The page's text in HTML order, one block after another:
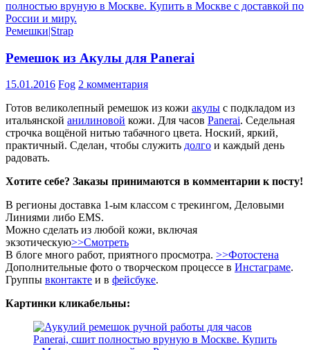
Ремешки|Strap
Ремешок из Акулы для Panerai
15.01.2016 Fog 2 комментария
Готов великолепный ремешок из кожи акулы с подкладом из
итальянской анилиновой кожи. Для часов Panerai. Седельная
строчка вощёной нитью табачного цвета. Ноский, яркий,
практичный. Сделан, чтобы служить долго и каждый день
радовать.
Хотите себе? Заказы принимаются в комментарии к посту!
В регионы доставка 1-ым классом с трекингом, Деловыми
Линиями либо EMS.
Можно сделать из любой кожи, включая
экзотическую>>Смотреть
В блоге много работ, приятного просмотра. >>Фотостена
Дополнительные фото о творческом процессе в Инстаграме.
Группы вконтакте и в фейсбуке.
Картинки кликабельны: